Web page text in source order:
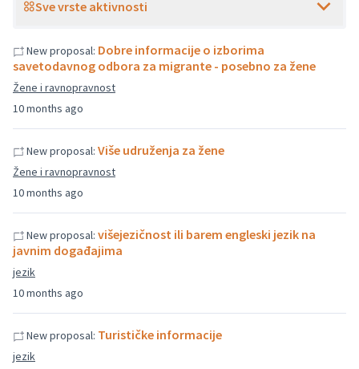
Sve vrste aktivnosti
10 months ago
New proposal: Dobre informacije o izborima
savetodavnog odbora za migrante - posebno za žene
Žene i ravnopravnost
10 months ago
New proposal: Više udruženja za žene
Žene i ravnopravnost
10 months ago
New proposal: višejezičnost ili barem engleski jezik na
javnim događajima
jezik
New proposal: Turističke informacije
jezik